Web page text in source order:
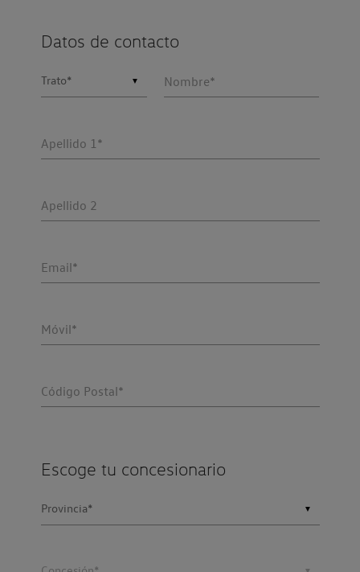
Datos de contacto
▼ Nombre*
Apellido 1*
Apellido 2
Email*
Móvil*
Código Postal*
Escoge tu concesionario
▼
▼